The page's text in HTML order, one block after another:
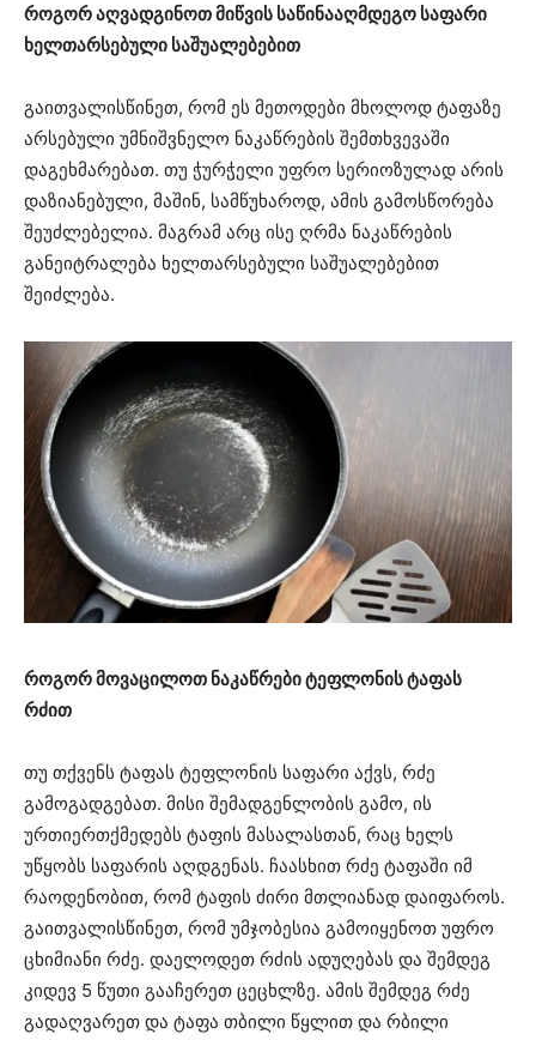
როგორ აღვადგინოთ მიწვის საწინააღმდეგო საფარი
ხელთარსებული საშუალებებით
გაითვალისწინეთ, რომ ეს მეთოდები მხოლოდ ტაფაზე
არსებული უმნიშვნელო ნაკაწრების შემთხვევაში
დაგეხმარებათ. თუ ჭურჭელი უფრო სერიოზულად არის
დაზიანებული, მაშინ, სამწუხაროდ, ამის გამოსწორება
შეუძლებელია. მაგრამ არც ისე ღრმა ნაკაწრების
განეიტრალება ხელთარსებული საშუალებებით
შეიძლება.
როგორ მოვაცილოთ ნაკაწრები ტეფლონის ტაფას
რძით
თუ თქვენს ტაფას ტეფლონის საფარი აქვს, რძე
გამოგადგებათ. მისი შემადგენლობის გამო, ის
ურთიერთქმედებს ტაფის მასალასთან, რაც ხელს
უწყობს საფარის აღდგენას. ჩაასხით რძე ტაფაში იმ
რაოდენობით, რომ ტაფის ძირი მთლიანად დაიფაროს.
გაითვალისწინეთ, რომ უმჯობესია გამოიყენოთ უფრო
ცხიმიანი რძე. დაელოდეთ რძის ადუღებას და შემდეგ
კიდევ 5 წუთი გააჩერეთ ცეცხლზე. ამის შემდეგ რძე
გადაღვარეთ და ტაფა თბილი წყლით და რბილი